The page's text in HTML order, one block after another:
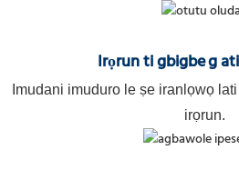
Irọrun ti gbigbeg
Imudani imuduro le ṣe iranlọwọ
irọrun.